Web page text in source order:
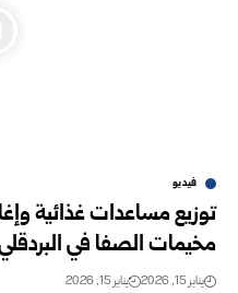
فيديو
توزيع مساعدات غذائية
مخيمات الصفا في
يناير 15, 2026 يناير 15, 2026